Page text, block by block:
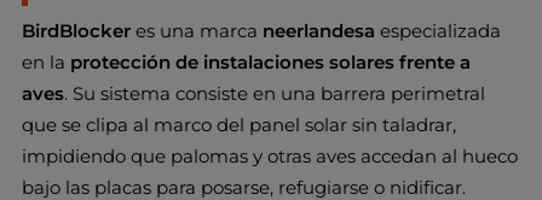
BirdBlocker es una marca neerlandesa especializada
en la protección de instalaciones solares frente a
aves. Su sistema consiste en una barrera perimetral
que se clipa al marco del panel solar sin taladrar,
impidiendo que palomas y otras aves accedan al hueco
bajo las placas para posarse, refugiarse o nidificar.